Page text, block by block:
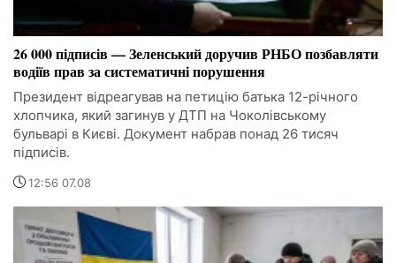
26 000 підписів — Зеленський доручив РНБО позбавляти
водіїв прав за систематичні порушення
Президент відреагував на петицію батька 12-річного
хлопчика, який загинув у ДТП на Чоколівському
бульварі в Києві. Документ набрав понад 26 тисяч
підписів.
12:56 07.08